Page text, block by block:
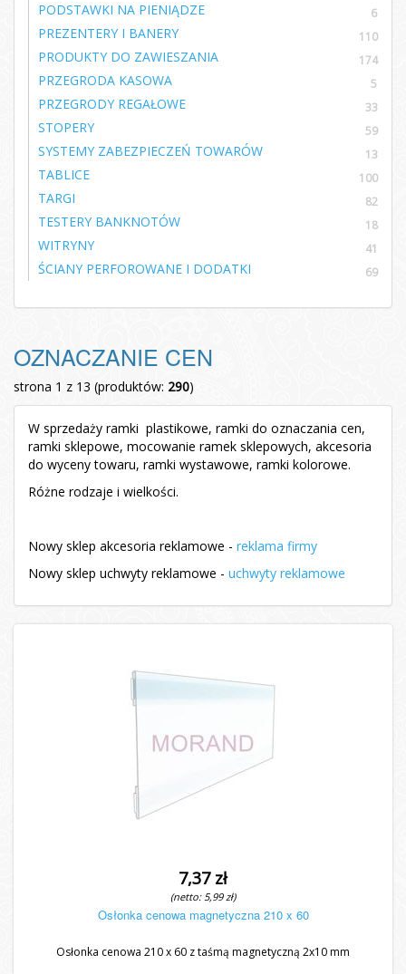
PODSTAWKI NA PIENIĄDZE 6
PREZENTERY I BANERY 110
PRODUKTY DO ZAWIESZANIA 174
PRZEGRODA KASOWA 5
PRZEGRODY REGAŁOWE 33
STOPERY 59
SYSTEMY ZABEZPIECZEŃ TOWARÓW 13
TABLICE 100
TARGI 82
TESTERY BANKNOTÓW 18
WITRYNY 41
ŚCIANY PERFOROWANE I DODATKI 69
OZNACZANIE CEN
strona 1 z 13 (produktów: 290)
W sprzedaży ramki plastikowe, ramki do oznaczania cen,
ramki sklepowe, mocowanie ramek sklepowych, akcesoria
do wyceny towaru, ramki wystawowe, ramki kolorowe.
Różne rodzaje i wielkości.
Nowy sklep akcesoria reklamowe - reklama firmy
Nowy sklep uchwyty reklamowe - uchwyty reklamowe
7,37 zł
(netto: 5,99 zł)
Osłonka cenowa magnetyczna 210 x 60
Osłonka cenowa 210 x 60 z taśmą magnetyczną 2x10 mm